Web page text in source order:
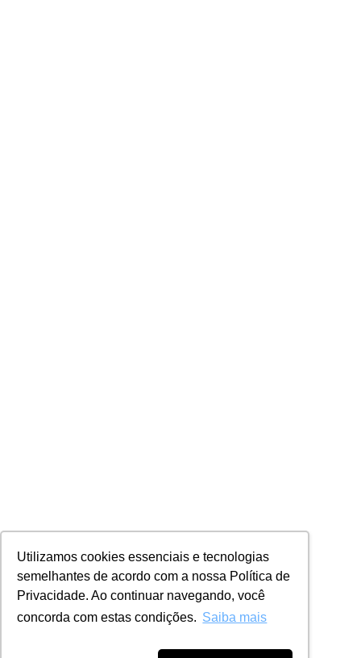
Utilizamos cookies essenciais e tecnologias
semelhantes de acordo com a nossa Política de
Privacidade. Ao continuar navegando, você
concorda com estas condições. Saiba mais